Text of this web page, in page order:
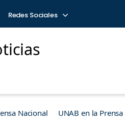
Redes Sociales
Nacional UNAB en la